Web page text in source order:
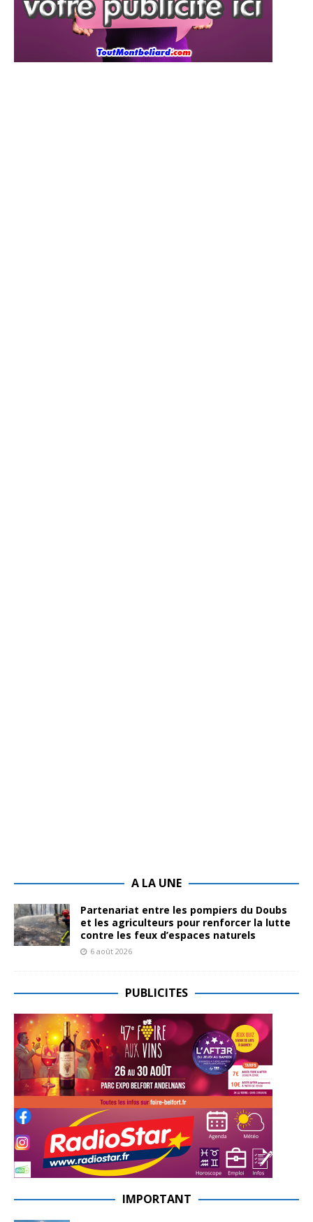
A LA UNE
Partenariat entre les pompiers du Doubs
et les agriculteurs pour renforcer la lutte
contre les feux d’espaces naturels
6 août 2026
PUBLICITES
IMPORTANT